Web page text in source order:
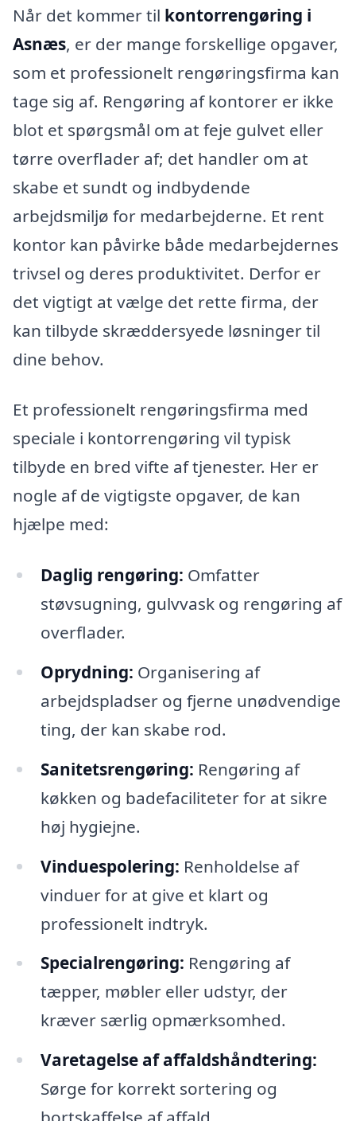
Når det kommer til kontorrengøring i
Asnæs, er der mange forskellige opgaver,
som et professionelt rengøringsfirma kan
tage sig af. Rengøring af kontorer er ikke
blot et spørgsmål om at feje gulvet eller
tørre overflader af; det handler om at
skabe et sundt og indbydende
arbejdsmiljø for medarbejderne. Et rent
kontor kan påvirke både medarbejdernes
trivsel og deres produktivitet. Derfor er
det vigtigt at vælge det rette firma, der
kan tilbyde skræddersyede løsninger til
dine behov.
Et professionelt rengøringsfirma med
speciale i kontorrengøring vil typisk
tilbyde en bred vifte af tjenester. Her er
nogle af de vigtigste opgaver, de kan
hjælpe med:
Daglig rengøring: Omfatter
støvsugning, gulvvask og rengøring af
overflader.
Oprydning: Organisering af
arbejdspladser og fjerne unødvendige
ting, der kan skabe rod.
Sanitetsrengøring: Rengøring af
køkken og badefaciliteter for at sikre
høj hygiejne.
Vinduespolering: Renholdelse af
vinduer for at give et klart og
professionelt indtryk.
Specialrengøring: Rengøring af
tæpper, møbler eller udstyr, der
kræver særlig opmærksomhed.
Varetagelse af affaldshåndtering:
Sørge for korrekt sortering og